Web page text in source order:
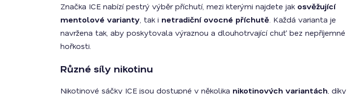
Značka ICE nabízí pestrý výběr příchutí, mezi kterými najdete jak osvěžující
mentolové varianty , tak i netradiční ovocné příchutě . Každá varianta je
navržena tak, aby poskytovala výraznou a dlouhotrvající chuť bez nepříjemné
hořkosti.
Různé síly nikotinu
Nikotinové sáčky ICE jsou dostupné v několika nikotinových variantách , díky